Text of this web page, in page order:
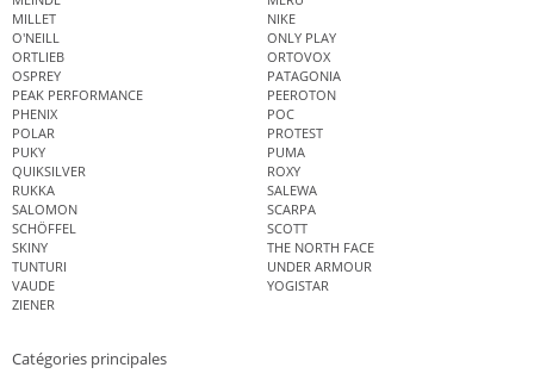
MILLET
NIKE
O'NEILL
ONLY PLAY
ORTLIEB
ORTOVOX
OSPREY
PATAGONIA
PEAK PERFORMANCE
PEEROTON
PHENIX
POC
POLAR
PROTEST
PUKY
PUMA
QUIKSILVER
ROXY
RUKKA
SALEWA
SALOMON
SCARPA
SCHÖFFEL
SCOTT
SKINY
THE NORTH FACE
TUNTURI
UNDER ARMOUR
VAUDE
YOGISTAR
ZIENER
Catégories principales